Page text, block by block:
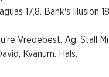
17,8. Bank's Illusion
Vredebest. Äg. Stall
Kvänum. Hals.